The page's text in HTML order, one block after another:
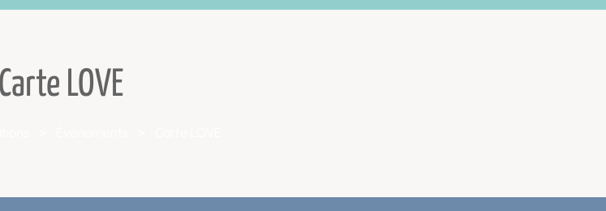
Carte LOVE